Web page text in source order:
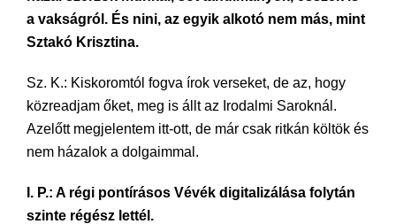
a vakságról. És nini, az egyik alkotó nem más, mint
Sztakó Krisztina.
Sz. K.: Kiskoromtól fogva írok verseket, de az, hogy
közreadjam őket, meg is állt az Irodalmi Saroknál.
Azelőtt megjelentem itt-ott, de már csak ritkán költök és
nem házalok a dolgaimmal.
I. P.: A régi pontírásos Vévék digitalizálása folytán
szinte régész lettél.